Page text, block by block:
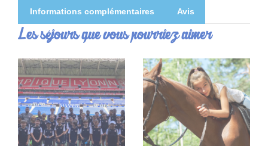
Informations complémentaires Avis
Les séjours que vous pourriez aimer